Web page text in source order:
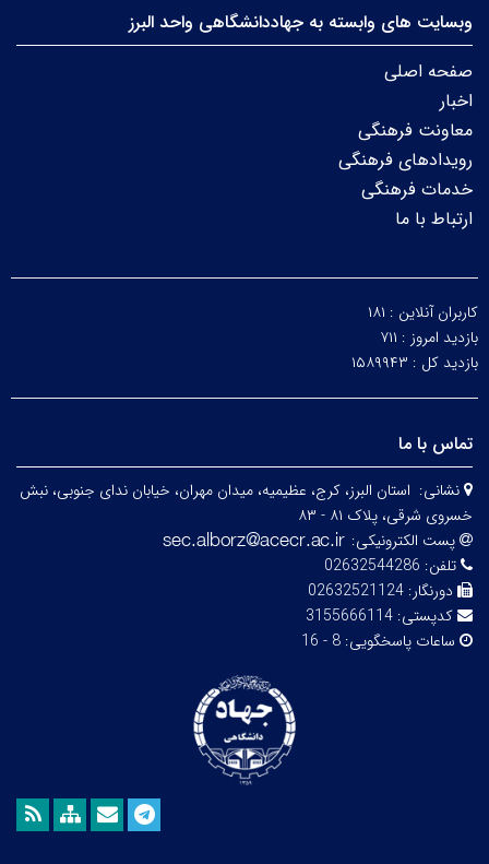
وبسایت های وابسته به جهاددانشگاهی واحد البرز
صفحه اصلی
اخبار
معاونت فرهنگی
رویدادهای فرهنگی
خدمات فرهنگی
ارتباط با ما
کاربران آنلاین : ۱۸۱
بازدید امروز : ۷۱۱
بازدید کل : ۱۵۸۹۹۴۳
تماس با ما
نشانی: استان البرز، کرج، عظیمیه، میدان مهران، خیابان ندای جنوبی، نبش
خسروی شرقی، پلاک ۸۱ - ۸۳
پست الکترونیکی:
تلفن: 02632544286
دورنگار: 02632521124
کدپستی: 3155666114
ساعات پاسخگویی: 8 - 16